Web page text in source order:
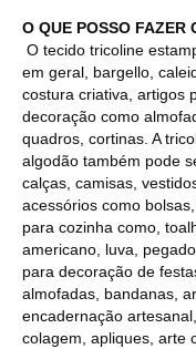
O QUE POSSO FAZER
O tecido tricoline
em geral, bargello,
costura criativa, artigos
decoração como
quadros, cortinas. A
algodão também pode
calças, camisas,
acessórios como
para cozinha como,
americano, luva,
para decoração de
almofadas, bandanas,
encadernação
colagem, apliques, arte